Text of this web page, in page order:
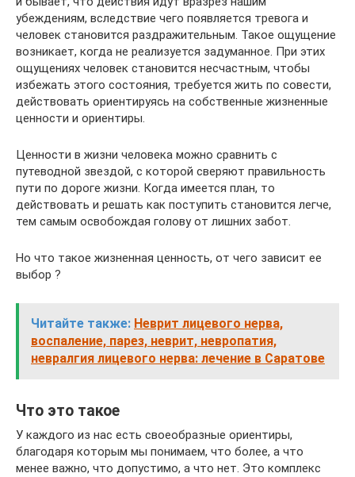
убеждениям, вследствие чего появляется тревога и
человек становится раздражительным. Такое ощущение
возникает, когда не реализуется задуманное. При этих
ощущениях человек становится несчастным, чтобы
избежать этого состояния, требуется жить по совести,
действовать ориентируясь на собственные жизненные
ценности и ориентиры.
Ценности в жизни человека можно сравнить с
путеводной звездой, с которой сверяют правильность
пути по дороге жизни. Когда имеется план, то
действовать и решать как поступить становится легче,
тем самым освобождая голову от лишних забот.
Но что такое жизненная ценность, от чего зависит ее
выбор ?
Читайте также: Неврит лицевого нерва,
воспаление, парез, неврит, невропатия,
невралгия лицевого нерва: лечение в Саратове
Что это такое
У каждого из нас есть своеобразные ориентиры,
благодаря которым мы понимаем, что более, а что
менее важно, что допустимо, а что нет. Это комплекс